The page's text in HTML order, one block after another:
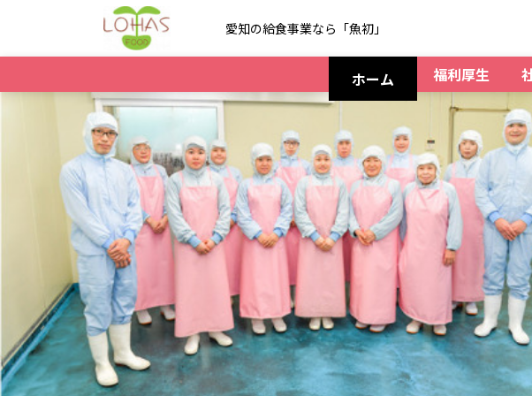
愛知の給食事業なら「魚初」
ホーム 福利厚生